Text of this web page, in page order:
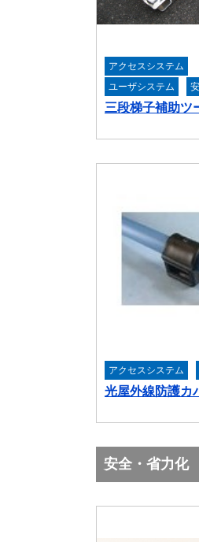
アクセスシステム
ユーザシステム
三段梯子補助ツ
アクセスシステム
光屋外線防護カ
安全・省力化